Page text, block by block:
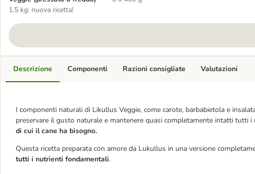
1,5 kg: nuova ricetta!
Descrizione
I componenti naturali di Likullus Veggie, come carote, barbabietola e
preservare il gusto naturale e mantenere quasi completamente intatti tutti i
di cui il cane ha bisogno.
Questa ricetta preparata con amore da Lukullus in una versione
tutti i nutrienti fondamentali.
Componenti Razioni consigliate Valutazioni